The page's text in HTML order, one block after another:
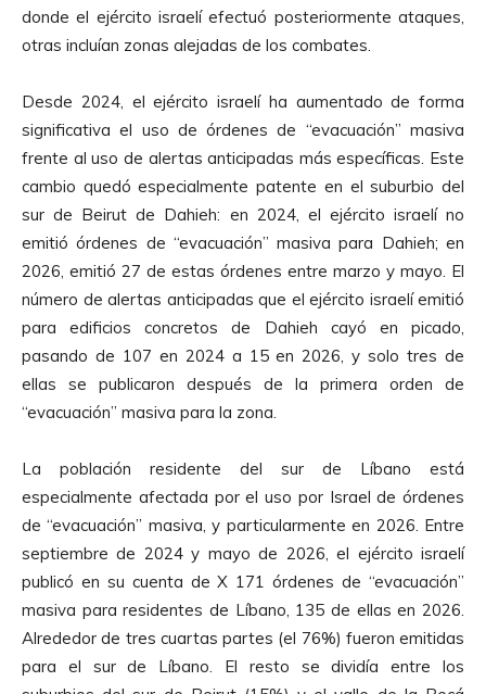
donde el ejército israelí efectuó posteriormente ataques,
otras incluían zonas alejadas de los combates.
Desde 2024, el ejército israelí ha aumentado de forma
significativa el uso de órdenes de “evacuación” masiva
frente al uso de alertas anticipadas más específicas. Este
cambio quedó especialmente patente en el suburbio del
sur de Beirut de Dahieh: en 2024, el ejército israelí no
emitió órdenes de “evacuación” masiva para Dahieh; en
2026, emitió 27 de estas órdenes entre marzo y mayo. El
número de alertas anticipadas que el ejército israelí emitió
para edificios concretos de Dahieh cayó en picado,
pasando de 107 en 2024 a 15 en 2026, y solo tres de
ellas se publicaron después de la primera orden de
“evacuación” masiva para la zona.
La población residente del sur de Líbano está
especialmente afectada por el uso por Israel de órdenes
de “evacuación” masiva, y particularmente en 2026. Entre
septiembre de 2024 y mayo de 2026, el ejército israelí
publicó en su cuenta de X 171 órdenes de “evacuación”
masiva para residentes de Líbano, 135 de ellas en 2026.
Alrededor de tres cuartas partes (el 76%) fueron emitidas
para el sur de Líbano. El resto se dividía entre los